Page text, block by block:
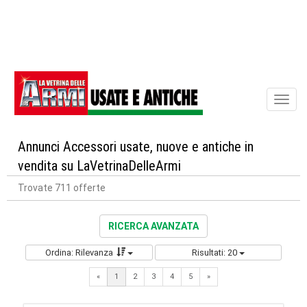
Annunci Accessori usate, nuove e antiche in
vendita su LaVetrinaDelleArmi
Trovate 711 offerte
RICERCA AVANZATA
Ordina: Rilevanza Risultati: 20
« 1 2 3 4 5 »Next